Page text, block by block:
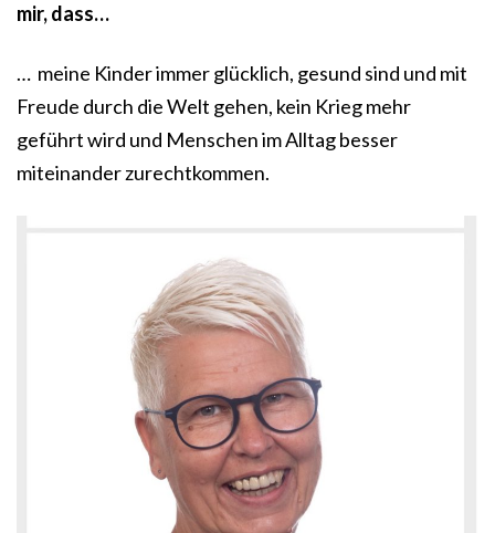
mir, dass…
… meine Kinder immer glücklich, gesund sind und mit
Freude durch die Welt gehen, kein Krieg mehr
geführt wird und Menschen im Alltag besser
miteinander zurechtkommen.